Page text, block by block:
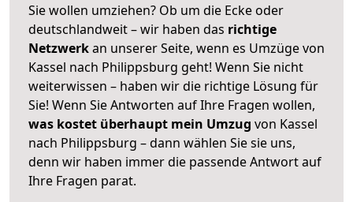
Sie wollen umziehen? Ob um die Ecke oder
deutschlandweit – wir haben das richtige
Netzwerkan unserer Seite, wenn es Umzüge von
Kassel nach Philippsburg geht! Wenn Sie nicht
weiterwissen – haben wir die richtige Lösung für
Sie! Wenn Sie Antworten auf Ihre Fragen wollen,
was kostet überhaupt mein Umzug von Kassel
nach Philippsburg – dann wählen Sie sie uns,
denn wir haben immer die passende Antwort auf
Ihre Fragen parat.